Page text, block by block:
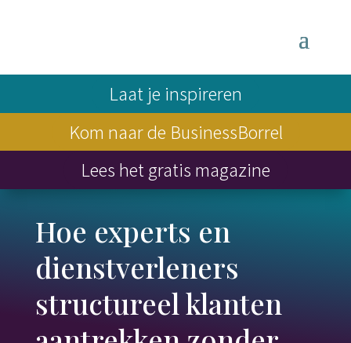
Laat je inspireren
Kom naar de BusinessBorrel
Lees het gratis magazine
Hoe experts en
dienstverleners
structureel klanten